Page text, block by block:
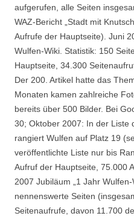
aufgerufen, alle Seiten
WAZ-Bericht „Stadt mit
Aufrufe der Hauptseite). Juni
Wulfen-Wiki. Statistik: 150
Hauptseite, 34.300
Der 200. Artikel hatte das
Monaten kamen zahlreiche
bereits über 500 Bilder. Bei
30; Oktober 2007: In der Liste
rangiert Wulfen auf Platz 19
veröffentlichte Liste nur bis
Aufruf der Hauptseite, 75.000
2007 Jubiläum „1 Jahr
nennenswerte Seiten
Seitenaufrufe, davon 11.700